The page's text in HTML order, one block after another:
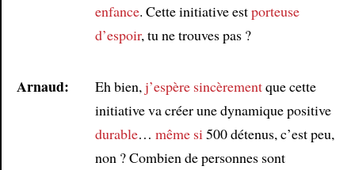
enfance. Cette initiative estporteuse
d’espoir, tu ne trouves pas ?
Arnaud: Eh bien, j’espère sincèrementque cette
initiative va créer une dynamique positive
durable… même si 500 détenus, c’est peu,
non ? Combien de personnes sont